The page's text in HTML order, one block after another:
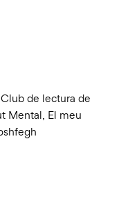
Club de lectura de
Mental, El meu